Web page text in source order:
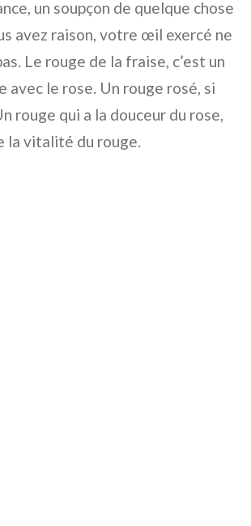
un soupçon de quelque chose
avez raison, votre œil exercé ne
Le rouge de la fraise, c’est un
avec le rose. Un rouge rosé, si
rouge qui a la douceur du rose,
la vitalité du rouge.